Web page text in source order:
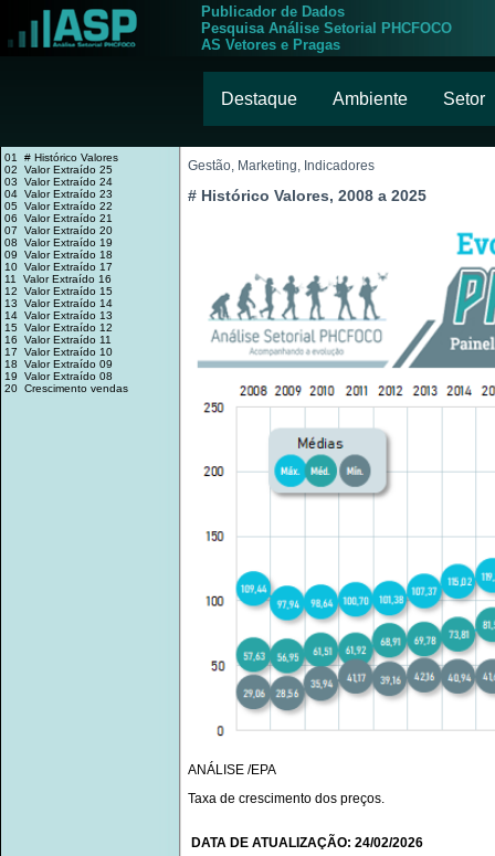
Publicador de Dados
Pesquisa Análise Setorial PHCFOCO
AS Vetores e Pragas
Destaque Ambiente Setor
01 # Histórico Valores
02 Valor Extraído 25
03 Valor Extraído 24
04 Valor Extraído 23
05 Valor Extraído 22
06 Valor Extraído 21
07 Valor Extraído 20
08 Valor Extraído 19
09 Valor Extraído 18
10 Valor Extraído 17
11 Valor Extraído 16
12 Valor Extraído 15
13 Valor Extraído 14
14 Valor Extraído 13
15 Valor Extraído 12
16 Valor Extraído 11
17 Valor Extraído 10
18 Valor Extraído 09
19 Valor Extraído 08
20 Crescimento vendas
Gestão, Marketing, Indicadores
# Histórico Valores, 2008 a 2025
ANÁLISE /EPA
Taxa de crescimento dos preços.
DATA DE ATUALIZAÇÃO: 24/02/2026